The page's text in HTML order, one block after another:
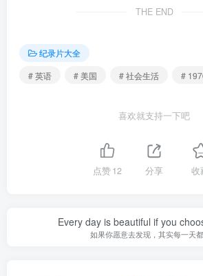
THE END
纪录片大全
# 英语
# 美国 # 社会生活 #
喜欢就支持一下吧
点赞12 分享 收
Every day is beautiful if you
如果你愿意去发现，其实每一天